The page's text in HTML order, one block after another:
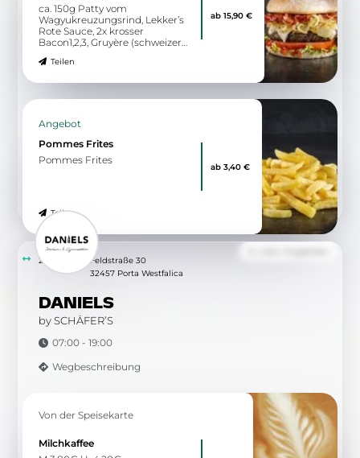
ca. 150g Patty vom
Wagyukreuzungsrind, Lekker’s
Rote Sauce, 2x krosser
Bacon1,2,3, Gruyère (schweizer
Bergkäse), Schmorzwiebeln,
Tomate, knackiger Blattsalat
Teilen
ab 15,90 €
Angebot
Pommes Frites
Pommes Frites
Teilen
ab 3,40 €
DANIELS
by SCHÄFER’S
07:00 - 19:00
Wegbeschreibung
2.90 km
Feldstraße 30
32457 Porta Westfalica
Von der Speisekarte
Milchkaffee